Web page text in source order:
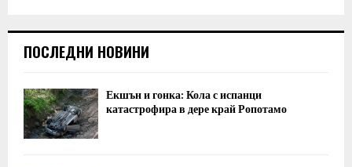
ПОСЛЕДНИ НОВИНИ
Екшън и гонка: Кола с испанци
катастрофира в дере край Ропотамо